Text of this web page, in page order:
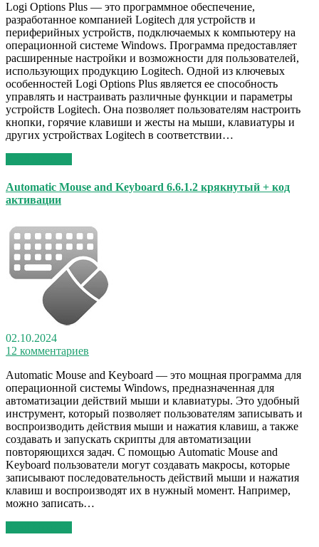
Logi Options Plus — это программное обеспечение,
разработанное компанией Logitech для устройств и
периферийных устройств, подключаемых к компьютеру на
операционной системе Windows. Программа предоставляет
расширенные настройки и возможности для пользователей,
использующих продукцию Logitech. Одной из ключевых
особенностей Logi Options Plus является ее способность
управлять и настраивать различные функции и параметры
устройств Logitech. Она позволяет пользователям настроить
кнопки, горячие клавиши и жесты на мыши, клавиатуры и
других устройствах Logitech в соответствии…
Automatic Mouse and Keyboard 6.6.1.2 крякнутый + код
активации
02.10.2024
12 комментариев
Automatic Mouse and Keyboard — это мощная программа для
операционной системы Windows, предназначенная для
автоматизации действий мыши и клавиатуры. Это удобный
инструмент, который позволяет пользователям записывать и
воспроизводить действия мыши и нажатия клавиш, а также
создавать и запускать скрипты для автоматизации
повторяющихся задач. С помощью Automatic Mouse and
Keyboard пользователи могут создавать макросы, которые
записывают последовательность действий мыши и нажатия
клавиш и воспроизводят их в нужный момент. Например,
можно записать…